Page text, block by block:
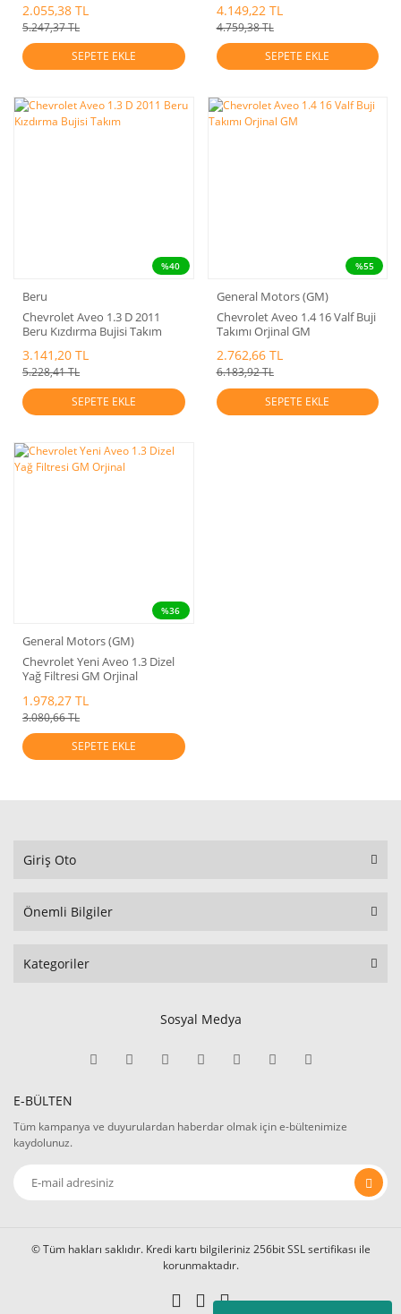
2.055,38 TL
5.247,37 TL
SEPETE EKLE
4.149,22 TL
4.759,38 TL
SEPETE EKLE
%40
Beru
Chevrolet Aveo 1.3 D 2011
Beru Kızdırma Bujisi Takım
3.141,20 TL
5.228,41 TL
SEPETE EKLE
%55
General Motors (GM)
Chevrolet Aveo 1.4 16 Valf Buji
Takımı Orjinal GM
2.762,66 TL
6.183,92 TL
SEPETE EKLE
%36
General Motors (GM)
Chevrolet Yeni Aveo 1.3 Dizel
Yağ Filtresi GM Orjinal
1.978,27 TL
3.080,66 TL
SEPETE EKLE
Giriş Oto
Önemli Bilgiler
Kategoriler
Sosyal Medya
E-BÜLTEN
Tüm kampanya ve duyurulardan haberdar olmak için e-bültenimize
kaydolunuz.
© Tüm hakları saklıdır. Kredi kartı bilgileriniz 256bit SSL sertifikası ile
korunmaktadır.